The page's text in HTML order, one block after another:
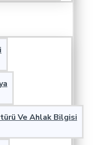
Ve Ahlak Bilgisi